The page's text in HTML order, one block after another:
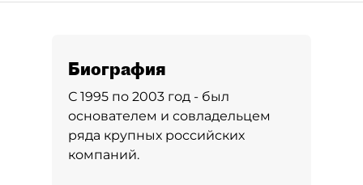
Биография
С 1995 по 2003 год - был
основателем и совладельцем
ряда крупных российских
компаний.